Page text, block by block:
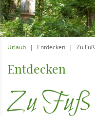
Urlaub Entdecken Zu Fuß
Entdecken
Zu Fuß